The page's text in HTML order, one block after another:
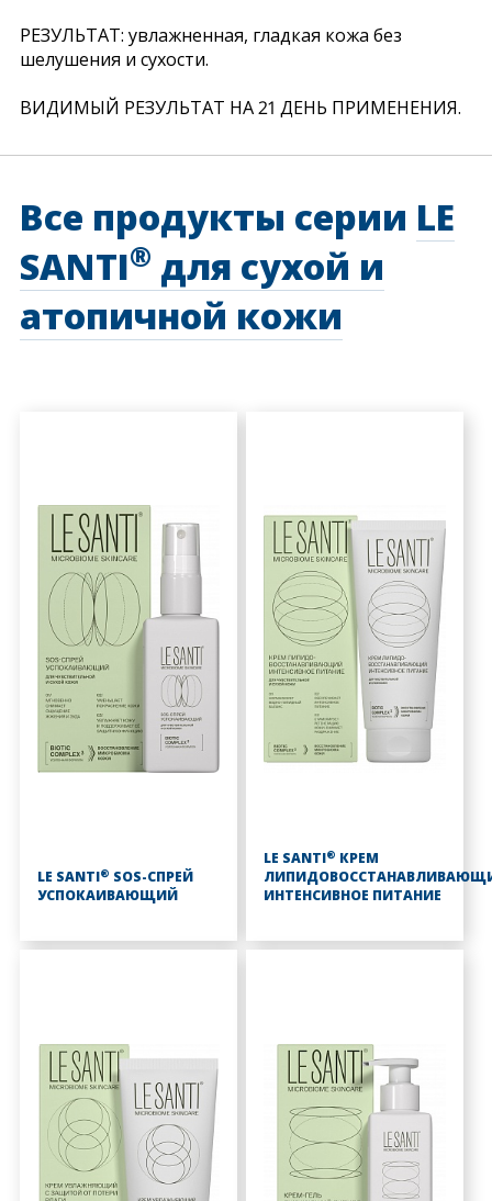
РЕЗУЛЬТАТ: увлажненная, гладкая кожа без
шелушения и сухости.
ВИДИМЫЙ РЕЗУЛЬТАТ НА 21 ДЕНЬ ПРИМЕНЕНИЯ.
Все продукты серии LE
SANTI® для сухой и
атопичной кожи
LE SANTI® SOS-СПРЕЙ
УСПОКАИВАЮЩИЙ
LE SANTI® КРЕМ
ИНТЕНСИВНОЕ ПИТАНИЕ